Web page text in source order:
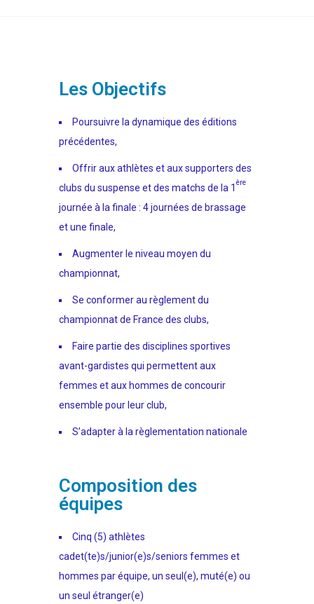
Les Objectifs
Poursuivre la dynamique des éditions
précédentes,
Offrir aux athlètes et aux supporters des
clubs du suspense et des matchs de la 1 ère
journée à la finale : 4 journées de brassage
et une finale,
Augmenter le niveau moyen du
championnat,
Se conformer au règlement du
championnat de France des clubs,
Faire partie des disciplines sportives
avant-gardistes qui permettent aux
femmes et aux hommes de concourir
ensemble pour leur club,
S’adapter à la règlementation nationale
Composition des
équipes
Cinq (5) athlètes
cadet(te)s/junior(e)s/seniors femmes et
hommes par équipe, un seul(e), muté(e) ou
un seul étranger(e)